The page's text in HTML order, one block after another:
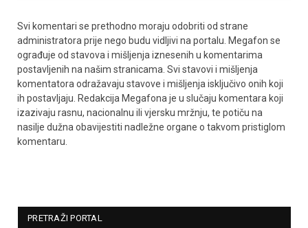
Svi komentari se prethodno moraju odobriti od strane
administratora prije nego budu vidljivi na portalu. Megafon se
ograđuje od stavova i mišljenja iznesenih u komentarima
postavljenih na našim stranicama. Svi stavovi i mišljenja
komentatora odražavaju stavove i mišljenja isključivo onih koji
ih postavljaju. Redakcija Megafona je u slučaju komentara koji
izazivaju rasnu, nacionalnu ili vjersku mržnju, te potiču na
nasilje dužna obavijestiti nadležne organe o takvom pristiglom
komentaru.
PRETRAŽI PORTAL